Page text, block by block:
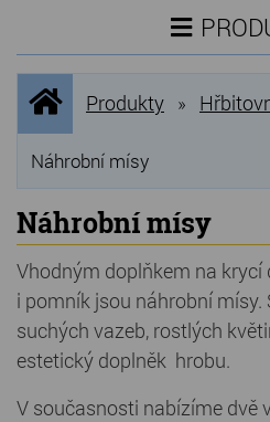
NOVINKY
NEJPRODÁVANĚJŠÍ
VÝPRODEJ
Produkty
Grilovací, pečící
Lávové grilovací
Kamenné truhlíky
Chladící kostky a puky
Úvodní
stránka
Produkty »
Náhrobní mísy
Náhrobní mísy
Vhodným doplňkem na krycí
i pomník jsou náhrobní
suchých vazeb, rostlých
estetický doplněk hrobu.
V současnosti nabízíme dvě